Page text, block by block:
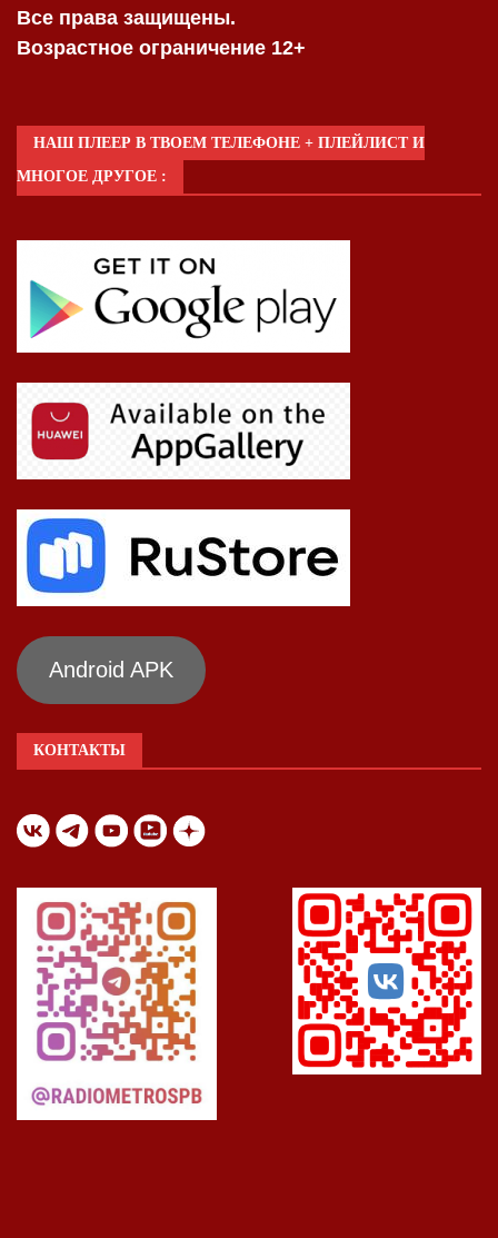
Все права защищены.
Возрастное ограничение 12+
НАШ ПЛЕЕР В ТВОЕМ ТЕЛЕФОНЕ + ПЛЕЙЛИСТ И
МНОГОЕ ДРУГОЕ :
Android APK
КОНТАКТЫ